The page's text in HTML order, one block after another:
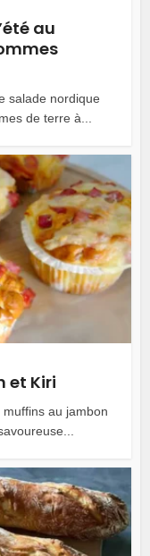
au
salade nordique
de terre à...
et Kiri
au jambon